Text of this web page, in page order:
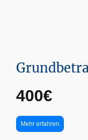
400€
Mehr erfahren